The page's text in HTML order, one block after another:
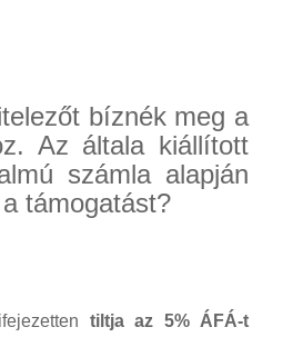
bíznék meg a
Az általa kiállított
számla alapján
támogatást?
tiltja az 5% ÁFÁ-t